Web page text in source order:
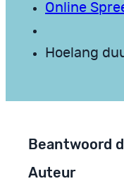
Online
Hoelang
Beantwoord
Auteur